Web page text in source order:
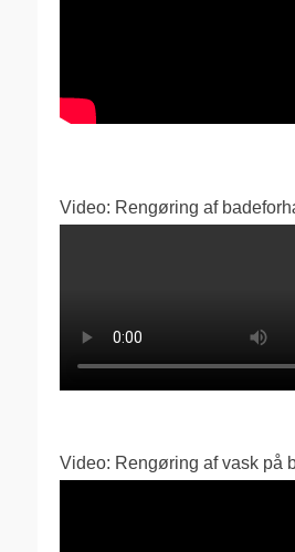
Video: Rengøring af
Video: Rengøring af vask på